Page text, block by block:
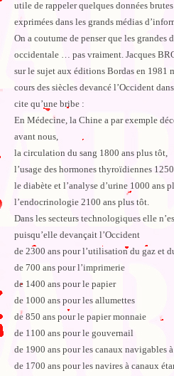
utile de rappeler quelques données
exprimées dans les grands médias
On a coutume de penser que les grandes
occidentale … pas vraiment. Jacques
sur le sujet aux éditions Bordas en 1981
cours des siècles devancé l’Occident
cite qu’une bribe :
En Médecine, la Chine a par exemple
avant nous,
la circulation du sang 1800 ans plus tôt,
l’usage des hormones thyroïdiennes
le diabète et l’analyse d’urine 1000 ans
l’endocrinologie 2100 ans plus tôt.
Dans les secteurs technologiques elle
puisqu’elle devançait l’Occident
de 2300 ans pour l’utilisation du gaz et
de 700 ans pour l’imprimerie
de 1400 ans pour le papier
de 1000 ans pour les allumettes
de 850 ans pour le papier monnaie
de 1100 ans pour le gouvernail
de 1900 ans pour les canaux navigables
de 1700 ans pour les navires à canaux